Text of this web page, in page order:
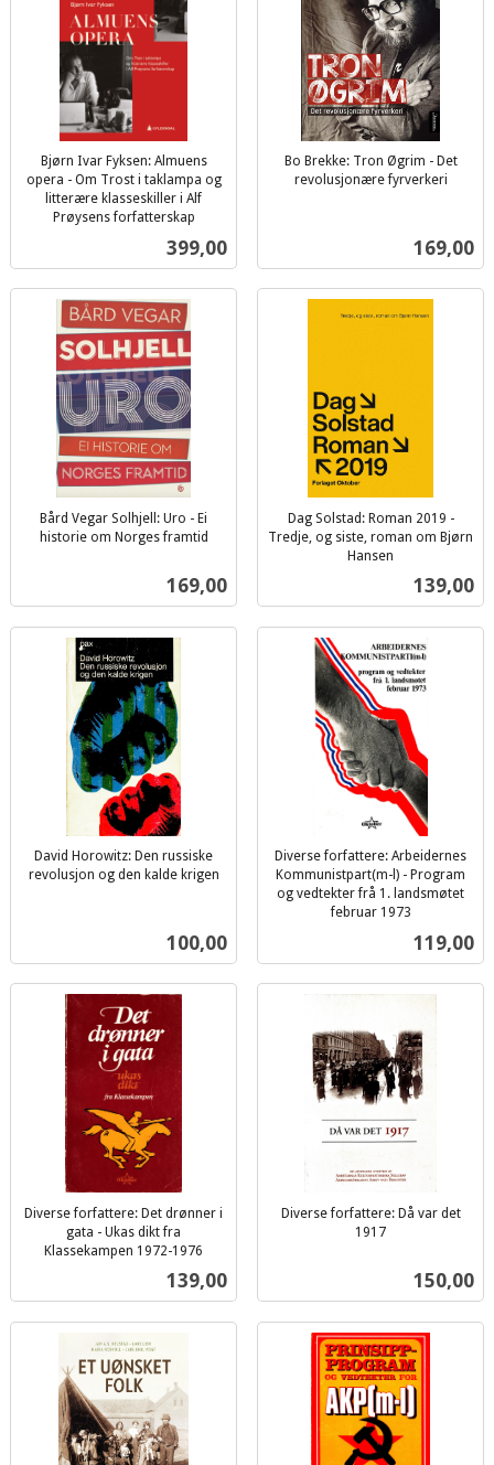
Bjørn Ivar Fyksen: Almuens
opera - Om Trost i taklampa og
litterære klasseskiller i Alf
Prøysens forfatterskap
Pris
399,00
Bo Brekke: Tron Øgrim - Det
revolusjonære fyrverkeri
Pris
169,00
Bård Vegar Solhjell: Uro - Ei
historie om Norges framtid
Pris
169,00
Dag Solstad: Roman 2019 -
Tredje, og siste, roman om Bjørn
Hansen
Pris
139,00
David Horowitz: Den russiske
revolusjon og den kalde krigen
Pris
100,00
Diverse forfattere: Arbeidernes
Kommunistpart(m-l) - Program
og vedtekter frå 1. landsmøtet
februar 1973
Pris
119,00
Diverse forfattere: Det drønner i
gata - Ukas dikt fra
Klassekampen 1972-1976
Pris
139,00
Diverse forfattere: Då var det
1917
Pris
150,00